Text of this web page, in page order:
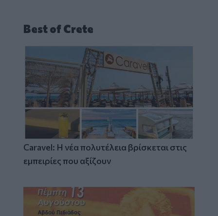
Best of Crete
Caravel: Η νέα πολυτέλεια βρίσκεται στις
εμπειρίες που αξίζουν